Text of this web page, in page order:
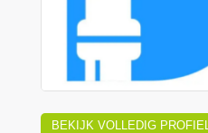
BEKIJK VOLLEDIG PROFIEL